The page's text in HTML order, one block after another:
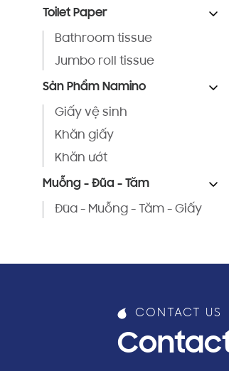
Toilet Paper
Bathroom tissue
Jumbo roll tissue
Sản Phẩm Namino
Giấy vệ sinh
Khăn giấy
Khăn ướt
Muỗng - Đũa - Tăm
Đũa - Muỗng - Tăm - Giấy
CONTACT US